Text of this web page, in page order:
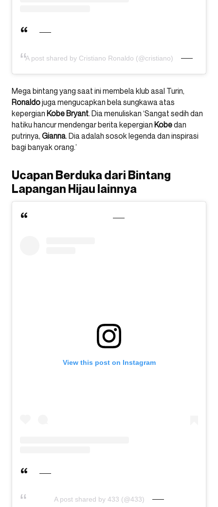
A post shared by Cristiano Ronaldo (@cristiano)
Mega bintang yang saat ini membela klub asal Turin,
Ronaldojuga mengucapkan bela sungkawa atas
kepergian Kobe Bryant. Dia menuliskan ‘Sangat sedih dan
hatiku hancur mendengar berita kepergian Kobedan
putrinya, Gianna. Dia adalah sosok legenda dan inspirasi
bagi banyak orang.’
Ucapan Berduka dari Bintang
Lapangan Hijau lainnya
View this post on Instagram
A post shared by 433 (@433)